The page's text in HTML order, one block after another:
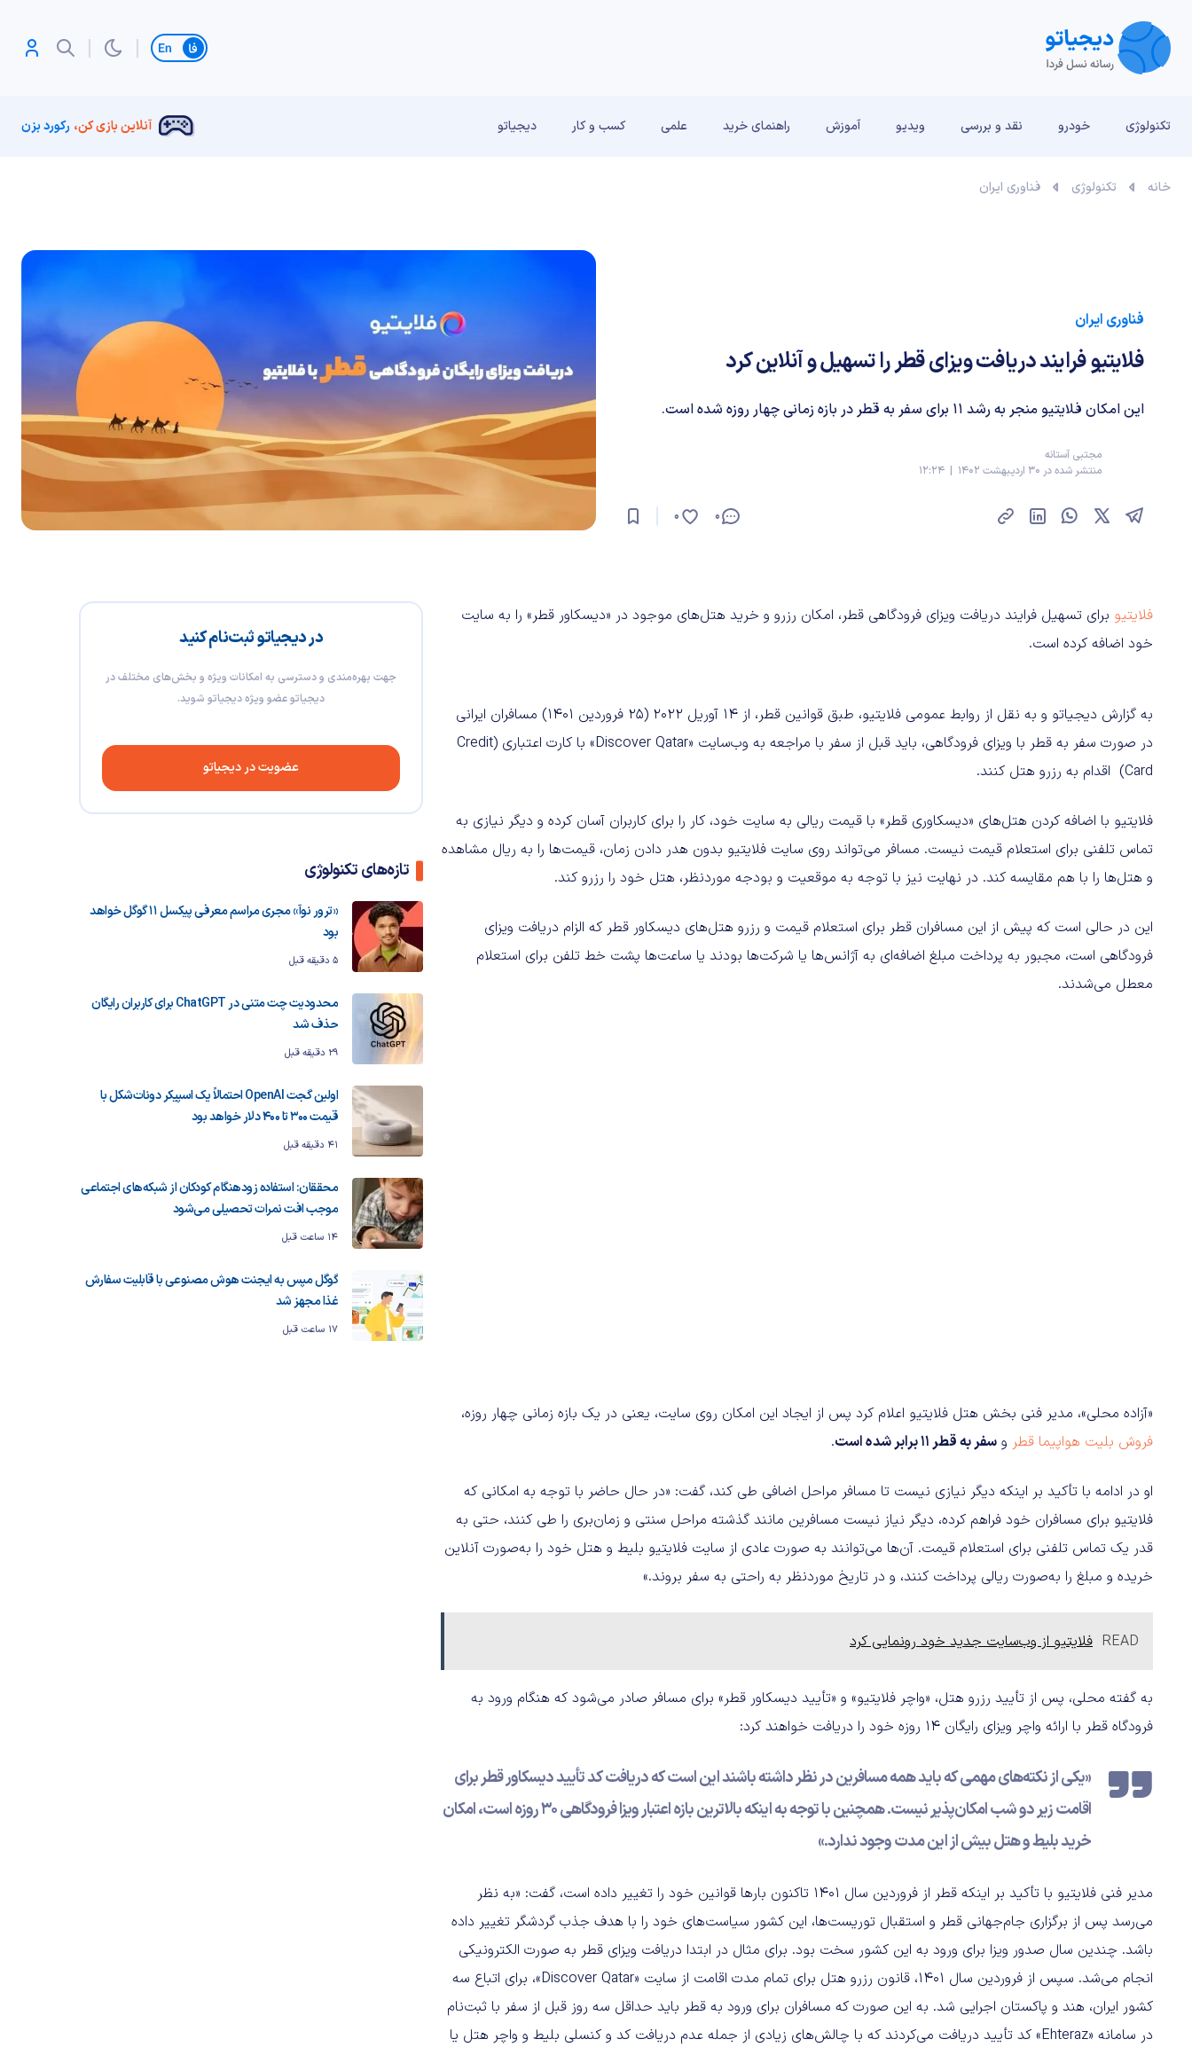
تغییر زبان
تکنولوژی خودرو نقد و بررسی‌ ویدیو آموزش راهنمای خرید علمی کسب و کار دیجیاتو آنلاین بازی کن، رکورد بزن
خانه تکنولوژی فناوری ایران
فناوری ایران
فلایتیو فرایند دریافت ویزای قطر را تسهیل و آنلاین کرد
این امکان فلایتیو منجر به رشد 11 برای سفر به قطر در بازه زمانی چهار روزه شده است.
مجتبی آستانه
منتشر شده در 30 اردیبهشت 1402 | 12:24
0
0
در دیجیاتو ثبت‌نام کنید
جهت بهره‌مندی و دسترسی به امکانات ویژه و بخش‌های مختلف در
دیجیاتو عضو ویژه دیجیاتو شوید.
عضویت در دیجیاتو
تازه‌های تکنولوژی
«ترور نوآ» مجری مراسم معرفی پیکسل ۱۱ گوگل خواهد
بود
5 دقیقه قبل
محدودیت چت متنی در ChatGPT برای کاربران رایگان
حذف شد
29 دقیقه قبل
اولین گجت OpenAI احتمالاً یک اسپیکر دونات‌شکل با
قیمت ۳۰۰ تا ۴۰۰ دلار خواهد بود
41 دقیقه قبل
محققان: استفاده زودهنگام کودکان از شبکه‌های اجتماعی
موجب افت نمرات تحصیلی می‌شود
14 ساعت قبل
گوگل مپس به ایجنت هوش مصنوعی با قابلیت سفارش
غذا مجهز شد
17 ساعت قبل
فلایتیو برای تسهیل فرایند دریافت ویزای فرودگاهی قطر، امکان رزرو و خرید هتل‌های موجود در «دیسکاور قطر» را به سایت
خود اضافه کرده است.
به گزارش دیجیاتو و به نقل از روابط عمومی فلایتیو، طبق قوانین قطر، از 14 آوریل 2022 (25 فروردین 1401) مسافران ایرانی
در صورت سفر به قطر با ویزای فرودگاهی، باید قبل از سفر با مراجعه به وب‌سایت «Discover Qatar» با کارت اعتباری (Credit
Card) اقدام به رزرو هتل کنند.
فلایتیو با اضافه کردن هتل‌های «دیسکاوری قطر» با قیمت ریالی به سایت خود، کار را برای کاربران آسان کرده و دیگر نیازی به
تماس تلفنی برای استعلام قیمت نیست. مسافر می‌تواند روی سایت فلایتیو بدون هدر دادن زمان، قیمت‌ها را به ریال مشاهده
و هتل‌ها را با هم مقایسه کند. در نهایت نیز با توجه به موقعیت و بودجه موردنظر، هتل خود را رزرو کند.
این در حالی است که پیش از این مسافران قطر برای استعلام قیمت و رزرو هتل‌های دیسکاور قطر که الزام دریافت ویزای
فرودگاهی است، مجبور به پرداخت مبلغ اضافه‌ای به آژانس‌ها یا شرکت‌ها بودند یا ساعت‌ها پشت خط تلفن برای استعلام
معطل می‌شدند.
«آزاده محلی»، مدیر فنی بخش هتل فلایتیو اعلام کرد پس از ایجاد این امکان روی سایت، یعنی در یک بازه‌ زمانی چهار روزه،
فروش بلیت هواپیما قطر و سفر به قطر 11 برابر شده است .
او در ادامه با تأکید بر اینکه دیگر نیازی نیست تا مسافر مراحل اضافی طی کند، گفت: «در حال حاضر با توجه به امکانی که
فلایتیو برای مسافران خود فراهم کرده،‌ دیگر نیاز نیست مسافرین مانند گذشته مراحل سنتی و زمان‌بری را طی کنند، حتی به
قدر یک تماس تلفنی برای استعلام قیمت. آن‌ها می‌توانند به صورت عادی از سایت فلایتیو بلیط و هتل خود را به‌صورت آنلاین
خریده و مبلغ را به‌صورت ریالی پرداخت کنند، و در تاریخ موردنظر به راحتی به سفر بروند.»
READ فلایتیو از وب‌سایت جدید خود رونمایی کرد
به گفته محلی، پس از تأیید رزرو هتل، «واچر فلایتیو» و «تأیید دیسکاور قطر» برای مسافر صادر می‌شود که هنگام ورود به
فرودگاه قطر با ارائه واچر ویزای رایگان 14 روزه خود را دریافت خواهند کرد:
«یکی از نکته‌های مهمی که باید همه مسافرین در نظر داشته باشند این است که دریافت کد تأیید دیسکاور قطر برای
اقامت زیر دو شب امکان‌پذیر نیست. همچنین با توجه به اینکه بالاترین بازه اعتبار ویزا فرودگاهی 30 روزه است، امکان
خرید بلیط و هتل بیش از این مدت وجود ندارد.»
مدیر فنی فلایتیو با تأکید بر اینکه قطر از فروردین سال 1401 تاکنون بارها قوانین خود را تغییر داده است، گفت: «به نظر
می‌رسد پس از برگزاری جام‌جهانی قطر‌ و استقبال توریست‌ها، این کشور سیاست‌های خود را با هدف جذب گردشگر تغییر داده
باشد. چندین سال صدور ویزا برای ورود به این کشور سخت بود. برای مثال در ابتدا دریافت ویزای قطر به صورت الکترونیکی
انجام می‌شد. سپس از فروردین سال 1401، قانون رزرو هتل برای تمام مدت اقامت از سایت «Discover Qatar»، برای اتباع سه
کشور ایران، هند و پاکستان اجرایی شد. به این صورت که مسافران برای ورود به قطر باید حداقل سه روز قبل از سفر با ثبت‌نام
در سامانه «Ehteraz» کد تأیید دریافت می‌کردند که با چالش‌های زیادی از جمله عدم دریافت کد و کنسلی بلیط و واچر هتل یا